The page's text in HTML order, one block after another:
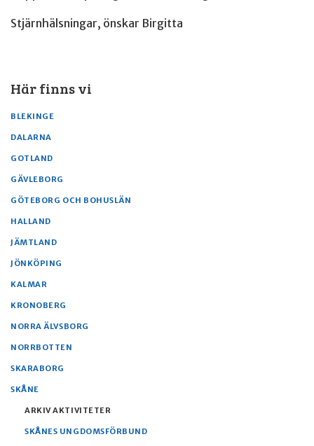
Stjärnhälsningar, önskar Birgitta
Här finns vi
BLEKINGE
DALARNA
GOTLAND
GÄVLEBORG
GÖTEBORG OCH BOHUSLÄN
HALLAND
JÄMTLAND
JÖNKÖPING
KALMAR
KRONOBERG
NORRA ÄLVSBORG
NORRBOTTEN
SKARABORG
SKÅNE
ARKIV AKTIVITETER
SKÅNES UNGDOMSFÖRBUND